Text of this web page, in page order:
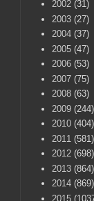
2002 (31)
2003 (27)
2004 (37)
2005 (47)
2006 (53)
2007 (75)
2008 (63)
2009 (244)
2010 (404)
2011 (581)
2012 (698)
2013 (864)
2014 (869)
2015